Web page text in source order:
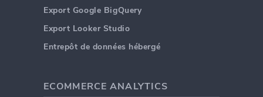
Export Google BigQuery
Export Looker Studio
Entrepôt de données hébergé
ECOMMERCE ANALYTICS